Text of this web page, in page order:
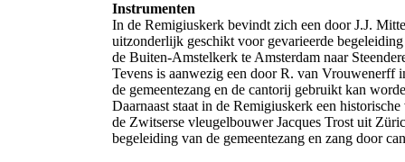
Instrumenten
In de Remigiuskerk bevindt zich een door J.J.
uitzonderlijk geschikt voor gevarieerde
de Buiten-Amstelkerk te Amsterdam naar
Tevens is aanwezig een door R. van
de gemeentezang en de cantorij gebruikt kan
Daarnaast staat in de Remigiuskerk een
de Zwitserse vleugelbouwer Jacques Trost uit
begeleiding van de gemeentezang en zang door